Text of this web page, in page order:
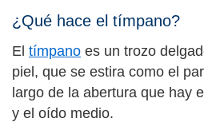
¿Qué hace el tímpano?
El tímpano es un trozo
piel, que se estira como el
largo de la abertura que hay
y el oído medio.